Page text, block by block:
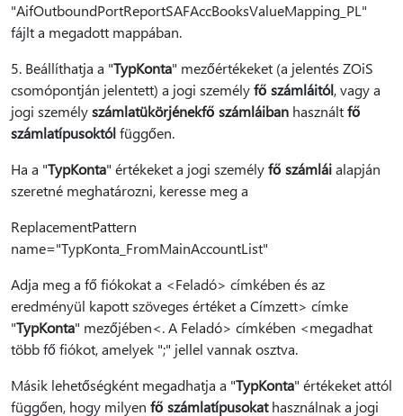
"AifOutboundPortReportSAFAccBooksValueMapping_PL"
fájlt a megadott mappában.
5. Beállíthatja a "TypKonta" mezőértékeket (a jelentés ZOiS
csomópontján jelentett) a jogi személyfő számláitól, vagy a
jogi személyszámlatükörjénekfő számláiban használtfő
számlatípusoktólfüggően.
Ha a "TypKonta" értékeket a jogi személyfő számláialapján
szeretné meghatározni, keresse meg a
ReplacementPattern
name="TypKonta_FromMainAccountList"
Adja meg a fő fiókokat a <Feladó> címkében és az
eredményül kapott szöveges értéket a Címzett> címke
"TypKonta" mezőjében<. A Feladó> címkében <megadhat
több fő fiókot, amelyek ";" jellel vannak osztva.
Másik lehetőségként megadhatja a "TypKonta" értékeket attól
függően, hogy milyen fő számlatípusokathasználnak a jogi